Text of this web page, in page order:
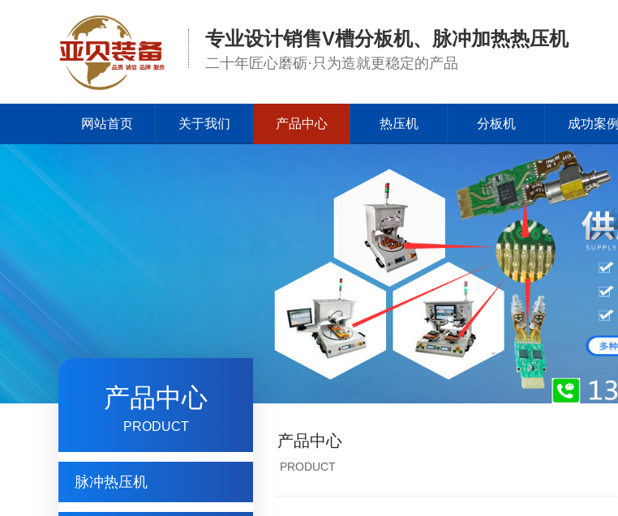
专业设计销售V槽分板机、脉冲加热热压机
二十年匠心磨砺·只为造就更稳定的产品
网站首页 关于我们 产品中心 热压机 分板机 成功案例
产品中心
PRODUCT
脉冲热压机
产品中心
PRODUCT